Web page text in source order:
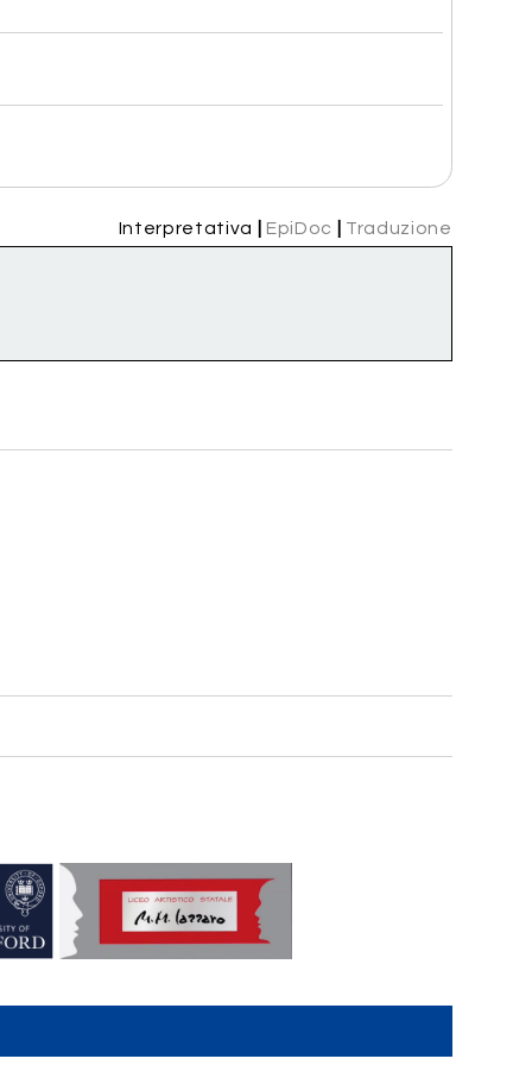
Interpretativa EpiDoc Traduzione